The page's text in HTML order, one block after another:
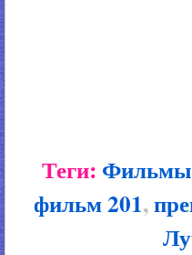
Теги: Фильмы
фильм 201,